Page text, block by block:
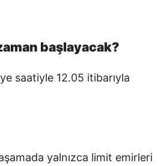
başlayacak?
saatiyle 12.05 itibarıyla
yalnızca limit emirleri